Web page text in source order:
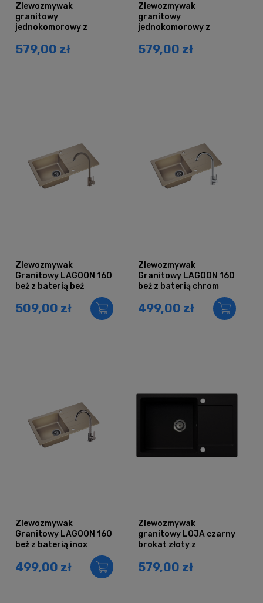
Zlewozmywak
granitowy
jednokomorowy z
piaskowy
579,00 zł
Zlewozmywak
granitowy
jednokomorowy z
szary metalik
579,00 zł
Zlewozmywak
Granitowy LAGOON 160
beż z baterią beż
509,00 zł
Zlewozmywak
Granitowy LAGOON 160
beż z baterią chrom
499,00 zł
Zlewozmywak
Granitowy LAGOON 160
beż z baterią inox
499,00 zł
Zlewozmywak
granitowy LOJA czarny
brokat złoty z
579,00 zł